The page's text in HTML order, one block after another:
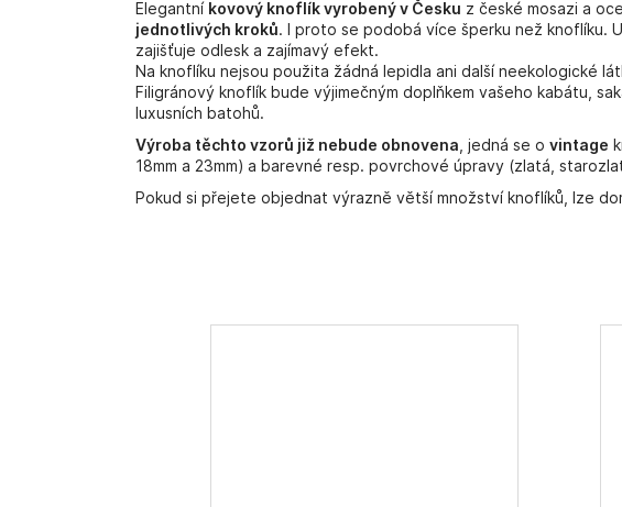
Elegantní kovový knoflík vyrobený v Česku z české mosazi a
jednotlivých kroků. I proto se podobá více šperku než knoflíku.
zajišťuje odlesk a zajímavý efekt.
Na knoflíku nejsou použita žádná lepidla ani další neekologické
Filigránový knoflík bude výjimečným doplňkem vašeho kabátu,
luxusních batohů.
Výroba těchto vzorů již nebude obnovena , jedná se o vintage
18mm a 23mm) a barevné resp. povrchové úpravy (zlatá,
Pokud si přejete objednat výrazně větší množství knoflíků, lze